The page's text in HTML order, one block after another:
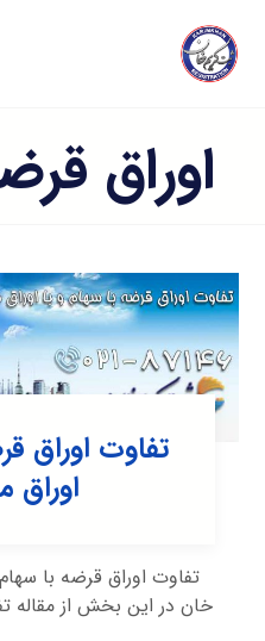
اوراق
تفاوت اوراق
تفاوت اوراق قرضه با
خان در این بخش از مقاله